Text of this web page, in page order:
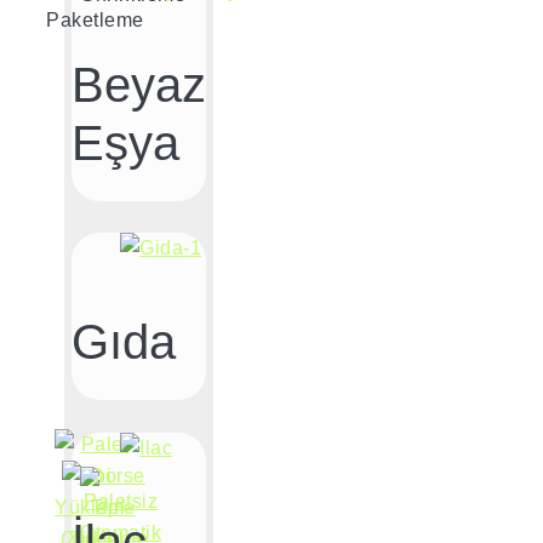
Paketleme
Beyaz
Eşya
Gıda